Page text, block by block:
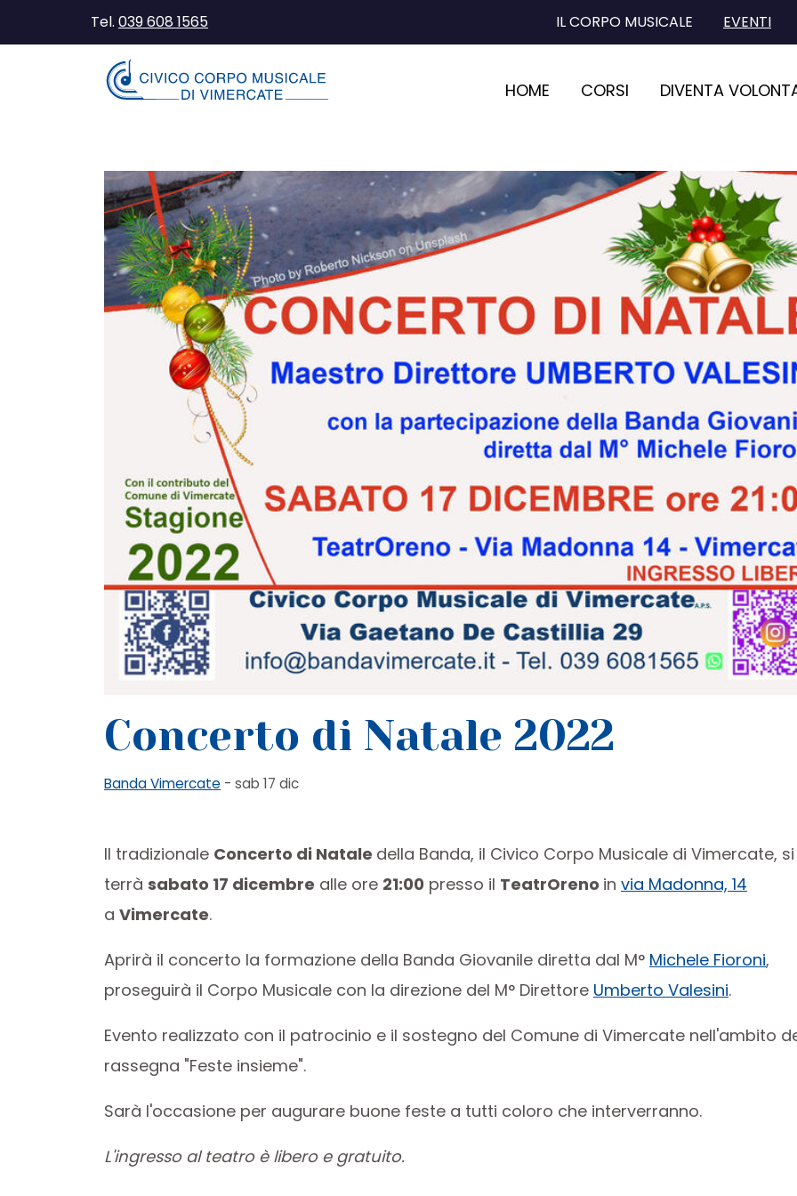
Tel. 039 608 1565 IL CORPO MUSICALE EVENTI
HOME CORSI DIVENTA
Concerto di Natale 2022
Banda Vimercate - sab 17 dic
Il tradizionale Concerto di Natale della Banda, il Civico Corpo Musicale di Vimercate, si
terrà sabato 17 dicembre alle ore 21:00 presso il TeatrOreno in via Madonna, 14
a Vimercate.
Aprirà il concerto la formazione della Banda Giovanile diretta dal M° Michele Fioroni,
proseguirà il Corpo Musicale con la direzione del M° Direttore Umberto Valesini.
Evento realizzato con il patrocinio e il sostegno del Comune di Vimercate nell'ambito
rassegna "Feste insieme".
Sarà l'occasione per augurare buone feste a tutti coloro che interverranno.
L'ingresso al teatro è libero e gratuito.